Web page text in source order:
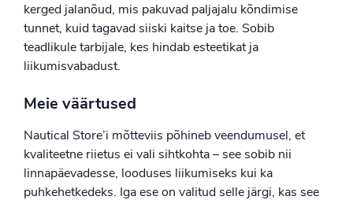
kerged jalanõud, mis pakuvad paljajalu kõndimise
tunnet, kuid tagavad siiski kaitse ja toe. Sobib
teadlikule tarbijale, kes hindab esteetikat ja
liikumisvabadust.
Meie väärtused
Nautical Store’i mõtteviis põhineb veendumusel, et
kvaliteetne riietus ei vali sihtkohta – see sobib nii
linnapäevadesse, looduses liikumiseks kui ka
puhkehetkedeks. Iga ese on valitud selle järgi, kas see